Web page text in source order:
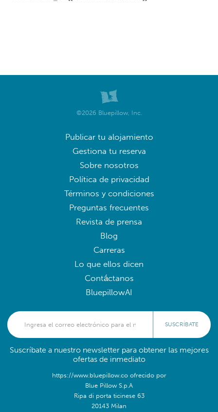
©2026 Bluepillow, Inc.
Publicar tu alojamiento
Gestiona tu reserva
Sobre nosotros
Política de privacidad
Términos y condiciones
Preguntas frecuentes
Revista de prensa
Blog
Carreras
Lo que ellos dicen
Contáctanos
BluepillowAI
SUSCRÍBATE
Suscríbate a nuestro newsletter para obtener las mejores
ofertas de inmediato
https://www.bluepillow.co ofrecido por
Blue Pillow S.p.A
Ripa di porta ticinese 63
20143 Milan